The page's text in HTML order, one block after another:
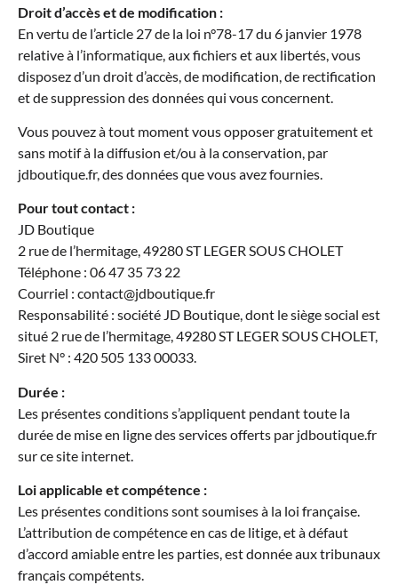
Droit d’accès et de modification :
En vertu de l’article 27 de la loi n°78-17 du 6 janvier 1978
relative à l’informatique, aux fichiers et aux libertés, vous
disposez d’un droit d’accès, de modification, de rectification
et de suppression des données qui vous concernent.
Vous pouvez à tout moment vous opposer gratuitement et
sans motif à la diffusion et/ou à la conservation, par
jdboutique.fr, des données que vous avez fournies.
Pour tout contact :
JD Boutique
2 rue de l’hermitage, 49280 ST LEGER SOUS CHOLET
Téléphone : 06 47 35 73 22
Courriel : contact@jdboutique.fr
Responsabilité : société JD Boutique, dont le siège social est
situé 2 rue de l’hermitage, 49280 ST LEGER SOUS CHOLET,
Siret N° : 420 505 133 00033.
Durée :
Les présentes conditions s’appliquent pendant toute la
durée de mise en ligne des services offerts par jdboutique.fr
sur ce site internet.
Loi applicable et compétence :
Les présentes conditions sont soumises à la loi française.
L’attribution de compétence en cas de litige, et à défaut
d’accord amiable entre les parties, est donnée aux tribunaux
français compétents.